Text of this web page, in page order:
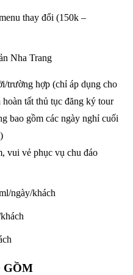
thay đổi (150k –
Nha Trang
trường hợp (chỉ áp dụng cho
tất thủ tục đăng ký tour
bao gồm các ngày nghỉ cuối
vui vẻ phục vụ chu đáo
ngày/khách
GỒM